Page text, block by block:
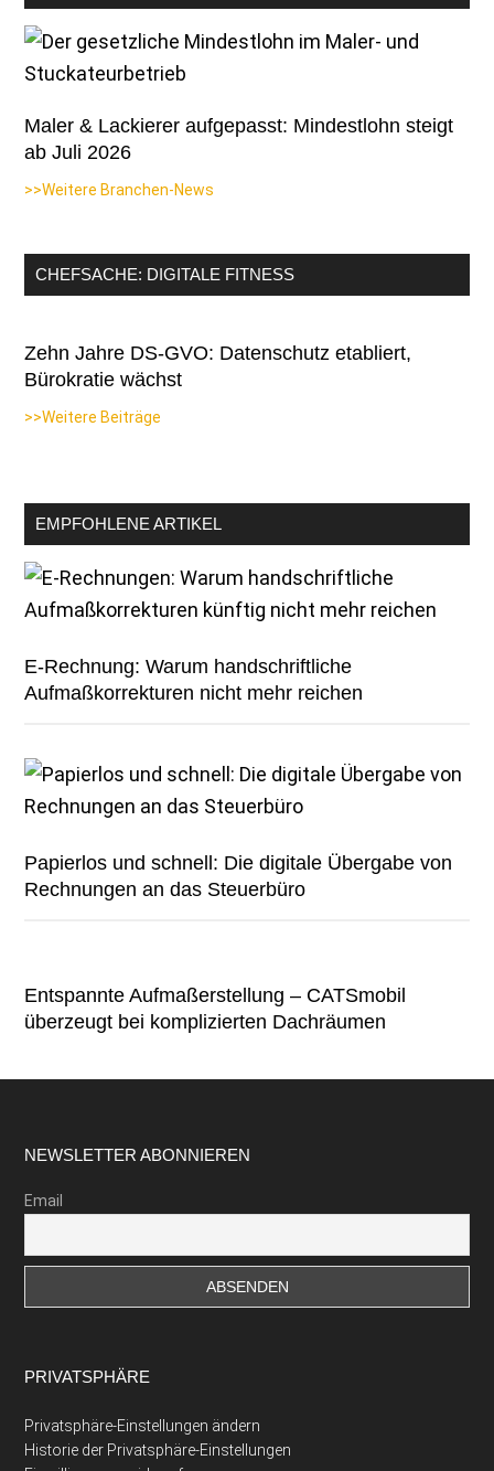
Maler & Lackierer aufgepasst: Mindestlohn steigt
ab Juli 2026
>>Weitere Branchen-News
CHEFSACHE: DIGITALE FITNESS
Zehn Jahre DS-GVO: Datenschutz etabliert,
Bürokratie wächst
>>Weitere Beiträge
EMPFOHLENE ARTIKEL
E-Rechnung: Warum handschriftliche
Aufmaßkorrekturen nicht mehr reichen
Papierlos und schnell: Die digitale Übergabe von
Rechnungen an das Steuerbüro
Entspannte Aufmaßerstellung – CATSmobil
überzeugt bei komplizierten Dachräumen
Footer
NEWSLETTER ABONNIEREN
Email
PRIVATSPHÄRE
Privatsphäre-Einstellungen ändern
Historie der Privatsphäre-Einstellungen